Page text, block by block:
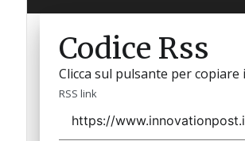
Codice Rss
Clicca sul pulsante per copiare
RSS link